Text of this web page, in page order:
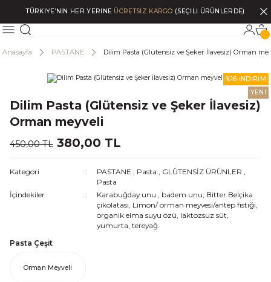
TÜRKİYE’NİN HER YERİNE ÜCRETSİZ KARGO (SEÇİLİ ÜRÜNLERDE)
Anasayfa PASTANE Dilim Pasta (Glütensiz ve Şeker İlavesiz) Orman
%16 İNDİRİM
YENİ
Dilim Pasta (Glütensiz ve Şeker İlavesiz)
Orman meyveli
450,00 TL 380,00 TL
Kategori PASTANE , Pasta , GLÜTENSİZ ÜRÜNLER ,
Pasta
İçindekiler
Karabuğday unu , badem unu, Bitter Belçika
çikolatası, Limon/ orman meyvesi/antep fıstığı,
organik elma suyu özü, laktozsuz süt,
yumurta, tereyağ.
Pasta Çeşit
Orman Meyveli